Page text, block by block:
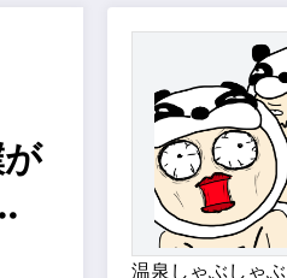
温泉しゃぶしゃぶ